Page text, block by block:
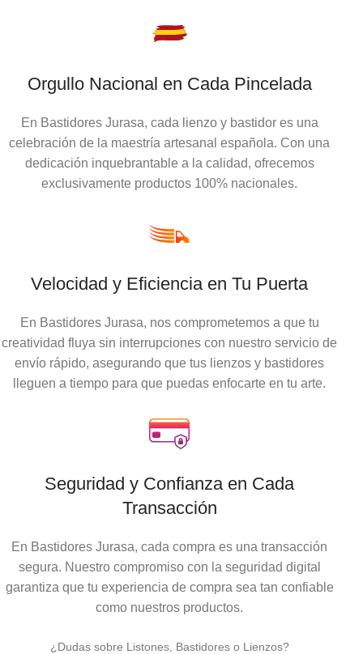
Orgullo Nacional en Cada Pincelada
En Bastidores Jurasa, cada lienzo y bastidor es una
celebración de la maestría artesanal española. Con una
dedicación inquebrantable a la calidad, ofrecemos
exclusivamente productos 100% nacionales.
Velocidad y Eficiencia en Tu Puerta
En Bastidores Jurasa, nos comprometemos a que tu
creatividad fluya sin interrupciones con nuestro servicio de
envío rápido, asegurando que tus lienzos y bastidores
lleguen a tiempo para que puedas enfocarte en tu arte.
Seguridad y Confianza en Cada
Transacción
En Bastidores Jurasa, cada compra es una transacción
segura. Nuestro compromiso con la seguridad digital
garantiza que tu experiencia de compra sea tan confiable
como nuestros productos.
¿Dudas sobre Listones, Bastidores o Lienzos?